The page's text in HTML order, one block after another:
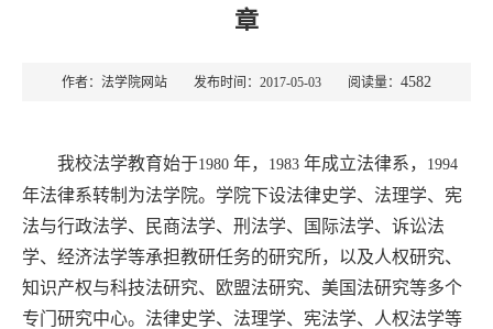
章
作者：法学院网站 发布时间：2017-05-03 阅读量： 4582
我校法学教育始于1980 年， 1983 年成立法律系， 1994
年法律系转制为法学院。学院下设法律史学、法理学、宪
法与行政法学、民商法学、刑法学、国际法学、诉讼法
学、经济法学等承担教研任务的研究所，以及人权研究、
知识产权与科技法研究、欧盟法研究、美国法研究等多个
专门研究中心。法律史学、法理学、宪法学、人权法学等